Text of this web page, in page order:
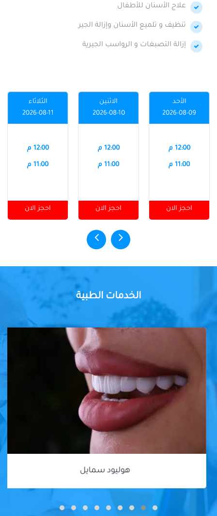
علاج الأسنان للأطفال
تنظيف و تلميع الأسنان وإزالة الجير
إزالة التصبغات و الرواسب الجيرية
الأحد
2026-08-09
12:00 م
11:00 م
احجز الان
الاثنين
2026-08-10
12:00 م
11:00 م
احجز الان
الثلاثاء
2026-08-11
12:00 م
11:00 م
احجز الان
الخدمات الطبية
هوليود سمايل